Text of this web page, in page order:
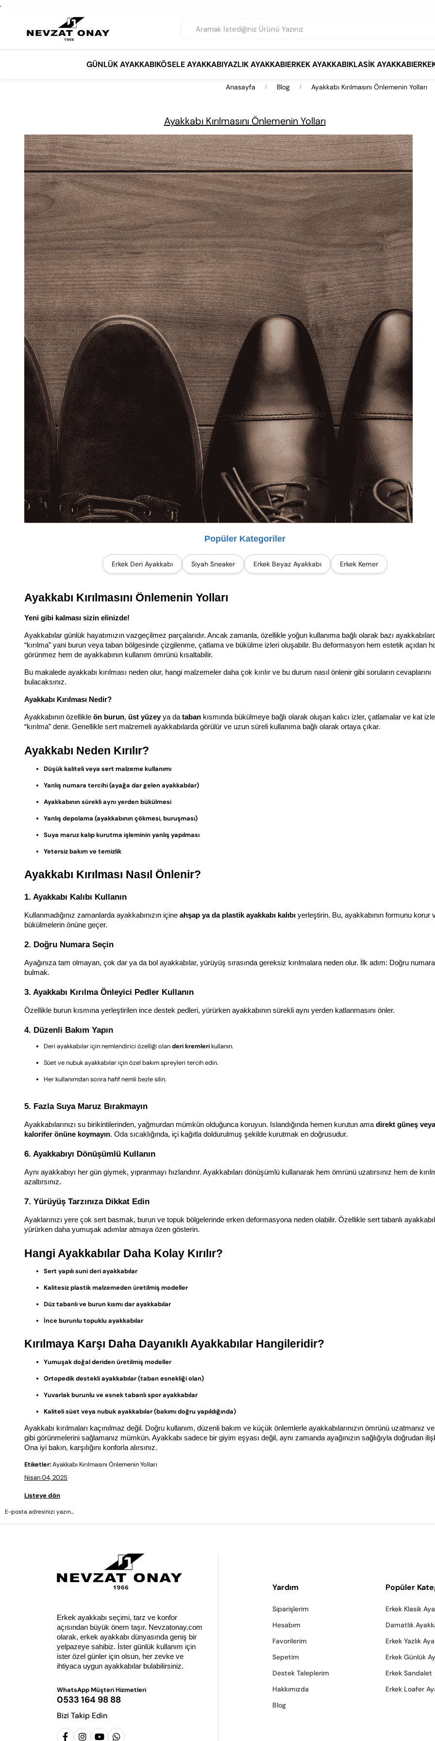
,
GÜNLÜK AYAKKABIKÖSELE AYAKKABIYAZLIK AYAKKABIERKEK AYAKKABIKLASIK AYAKKABI
Anasayfa Blog Ayakkabı Kırılmasını Önlemenin Yolları
Ayakkabı Kırılmasını Önlemenin Yolları
Popüler Kategoriler
Erkek Deri Ayakkabı Siyah Sneaker Erkek Beyaz Ayakkabı Erkek Kemer
Ayakkabı Kırılmasını Önlemenin Yolları
Yeni gibi kalması sizin elinizde!
Ayakkabılar günlük hayatımızın vazgeçilmez parçalarıdır. Ancak zamanla, özellikle yoğun kullanıma bağlı olarak bazı
“kırılma” yani burun veya taban bölgesinde çizgilenme, çatlama ve bükülme izleri oluşabilir. Bu deformasyon hem estetik açıdan
görünmez hem de ayakkabının kullanım ömrünü kısaltabilir.
Bu makalede ayakkabı kırılması neden olur, hangi malzemeler daha çok kırılır ve bu durum nasıl önlenir gibi soruların cevaplarını
bulacaksınız.
Ayakkabı Kırılması Nedir?
Ayakkabının özellikle ön burun, üst yüzey ya da taban kısmında bükülmeye bağlı olarak oluşan kalıcı izler, çatlamalar ve kat
“kırılma” denir. Genellikle sert malzemeli ayakkabılarda görülür ve uzun süreli kullanıma bağlı olarak ortaya çıkar.
Ayakkabı Neden Kırılır?
Düşük kaliteli veya sert malzeme kullanımı
Yanlış numara tercihi (ayağa dar gelen ayakkabılar)
Ayakkabının sürekli aynı yerden bükülmesi
Yanlış depolama (ayakkabının çökmesi, buruşması)
Suya maruz kalıp kurutma işleminin yanlış yapılması
Yetersiz bakım ve temizlik
Ayakkabı Kırılması Nasıl Önlenir?
1. Ayakkabı Kalıbı Kullanın
Kullanmadığınız zamanlarda ayakkabınızın içine ahşap ya da plastik ayakkabı kalıbı yerleştirin. Bu, ayakkabının formunu korur
bükülmelerin önüne geçer.
2. Doğru Numara Seçin
Ayağınıza tam olmayan, çok dar ya da bol ayakkabılar, yürüyüş sırasında gereksiz kırılmalara neden olur. İlk adım: Doğru
bulmak.
3. Ayakkabı Kırılma Önleyici Pedler Kullanın
Özellikle burun kısmına yerleştirilen ince destek pedleri, yürürken ayakkabının sürekli aynı yerden katlanmasını önler.
4. Düzenli Bakım Yapın
Deri ayakkabılar için nemlendirici özelliği olanderi kremlerikullanın.
Süet ve nubuk ayakkabılar için özel bakım spreyleri tercih edin.
Her kullanımdan sonra hafif nemli bezle silin.
5. Fazla Suya Maruz Bırakmayın
Ayakkabılarınızı su birikintilerinden, yağmurdan mümkün olduğunca koruyun. Islandığında hemen kurutun ama direkt güneş veya
kalorifer önüne koymayın. Oda sıcaklığında, içi kağıtla doldurulmuş şekilde kurutmak en doğrusudur.
6. Ayakkabıyı Dönüşümlü Kullanın
Aynı ayakkabıyı her gün giymek, yıpranmayı hızlandırır. Ayakkabıları dönüşümlü kullanarak hem ömrünü uzatırsınız hem de
azaltırsınız.
7. Yürüyüş Tarzınıza Dikkat Edin
Ayaklarınızı yere çok sert basmak, burun ve topuk bölgelerinde erken deformasyona neden olabilir. Özellikle sert tabanlı
yürürken daha yumuşak adımlar atmaya özen gösterin.
Hangi Ayakkabılar Daha Kolay Kırılır?
Sert yapılı suni deri ayakkabılar
Kalitesiz plastik malzemeden üretilmiş modeller
Düz tabanlı ve burun kısmı dar ayakkabılar
İnce burunlu topuklu ayakkabılar
Kırılmaya Karşı Daha Dayanıklı Ayakkabılar Hangileridir?
Yumuşak doğal deriden üretilmiş modeller
Ortopedik destekli ayakkabılar (taban esnekliği olan)
Yuvarlak burunlu ve esnek tabanlı spor ayakkabılar
Kaliteli süet veya nubuk ayakkabılar (bakımı doğru yapıldığında)
Ayakkabı kırılmaları kaçınılmaz değil. Doğru kullanım, düzenli bakım ve küçük önlemlerle ayakkabılarınızın ömrünü uzatmanız
gibi görünmelerini sağlamanız mümkün. Ayakkabı sadece bir giyim eşyası değil, aynı zamanda ayağınızın sağlığıyla doğrudan
Ona iyi bakın, karşılığını konforla alırsınız.
Etiketler:Ayakkabı Kırılmasını Önlemenin Yolları
Nisan 04, 2025
Listeye dön
Erkek ayakkabı seçimi, tarz ve konfor
açısından büyük önem taşır. Nevzatonay.com
olarak, erkek ayakkabı dünyasında geniş bir
yelpazeye sahibiz. İster günlük kullanım için
ister özel günler için olsun, her zevke ve
ihtiyaca uygun ayakkabılar bulabilirsiniz.
WhatsApp Müşteri Hizmetleri
0533 164 98 88
Bizi Takip Edin
Yardım
Siparişlerim
Hesabım
Favorilerim
Sepetim
Destek Taleplerim
Hakkımızda
Blog
Popüler
Erkek Klasik
Damatlık
Erkek Yazlık
Erkek Günlük
Erkek Sandalet
Erkek Loafer